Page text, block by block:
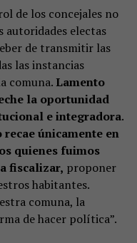
de los concejales no
autoridades electas
de transmitir las
las instancias
comuna. Lamento
la oportunidad
e integradora.
únicamente en
quienes fuimos
fiscalizar, proponer
habitantes.
comuna, la
de hacer política”.